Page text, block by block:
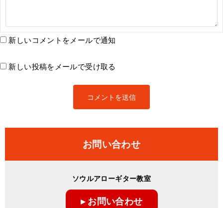
新しいコメントをメールで通知
新しい投稿をメールで受け取る
お問い合わせ
ソウルアローギター教室
▸ お問い合わせ